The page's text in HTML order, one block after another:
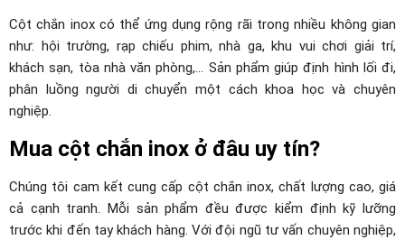
Cột chắn inox có thể ứng dụng rộng rãi trong nhiều không gian
như: hội trường, rạp chiếu phim, nhà ga, khu vui chơi giải trí,
khách sạn, tòa nhà văn phòng,… Sản phẩm giúp định hình lối đi,
phân luồng người di chuyển một cách khoa học và chuyên
nghiệp.
Mua cột chắn inox ở đâu uy tín?
Chúng tôi cam kết cung cấp cột chắn inox, chất lượng cao, giá
cả cạnh tranh. Mỗi sản phẩm đều được kiểm định kỹ lưỡng
trước khi đến tay khách hàng. Với đội ngũ tư vấn chuyên nghiệp,